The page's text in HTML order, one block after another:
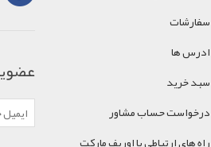
سفارشات
ادرس ها
سبد خرید
درخواست حساب مشاور
راه های ارتباطی با اوریف مارکت